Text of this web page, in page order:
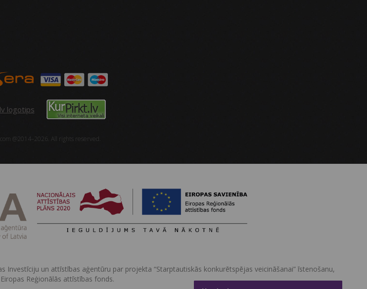
@2014–2026. All rights reserved.
Investīciju un attīstības aģentūru par projekta “Starptautiskās konkurētspējas veicināšanai” īstenošanu,
Reģionālās attīstības fonds.